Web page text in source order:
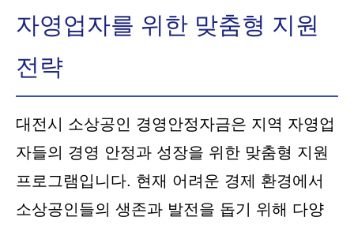
자영업자를 위한 맞춤형 지원
전략
대전시 소상공인 경영안정자금은 지역 자영업
자들의 경영 안정과 성장을 위한 맞춤형 지원
프로그램입니다. 현재 어려운 경제 환경에서
소상공인들의 생존과 발전을 돕기 위해 다양